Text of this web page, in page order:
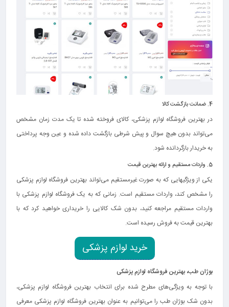
4. ضمانت بازگشت کالا
در بهترین فروشگاه لوازم پزشکی، کالای فروخته شده تا یک مدت زمان مشخص
می‌تواند بدون هیچ سوال و پیش شرطی بازگشت داده شده و عین وجه پرداختی
به خریدار بازگردانده شود.
5. واردات مستقیم و ارائه بهترین قیمت
یکی از ویژگیهایی که به صورت غیرمستقیم می‌تواند بهترین فروشگاه لوازم پزشکی
را مشخص کند، واردات مستقیم است. زمانی که به یک فروشگاه لوازم پزشکی با
واردات مستقیم مراجعه کنید، بدون شک کالایی را خریداری خواهید کرد که با
بهترین قیمت به فروش رسیده است.
خرید لوازم پزشکی
بوژان طب، بهترین فروشگاه لوازم پزشکی
با توجه به ویژگی‌های مطرح شده برای انتخاب بهترین فروشگاه لوازم پزشکی،
بدون شک بوژان طب را می‌توانیم به عنوان بهترین فروشگاه لوازم پزشکی معرفی